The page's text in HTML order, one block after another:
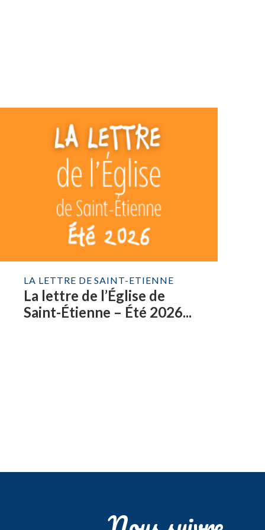
LA LETTRE DE SAINT-ETIENNE
La lettre de l’Église de
Saint-Étienne – Été 2026...